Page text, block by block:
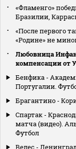
«Фламенго»
Бразилии,
«После первого
«Родине» не
Любовница
компенсации от
Бенфика -
Португалии.
Брагантино -
Спартак -
матча (видео).
Футбол
Велес -